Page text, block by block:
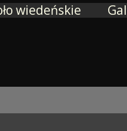
wiedeńskie